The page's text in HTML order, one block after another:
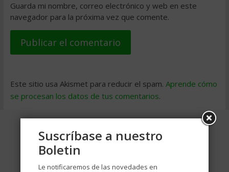
Guarda mi nombre, correo electrónico y web en este
navegador para la próxima vez que comente.
Este sitio usa Akismet para reducir el spam. Aprende cómo
se procesan los datos de tus comentarios.
Suscríbase a nuestro
Boletin
Le notificaremos de las novedades en